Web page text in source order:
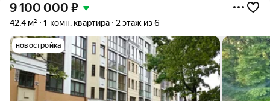
9 100 000 ₽
42,4 м² 1-комн. квартира 2 этаж из 6
новостройка